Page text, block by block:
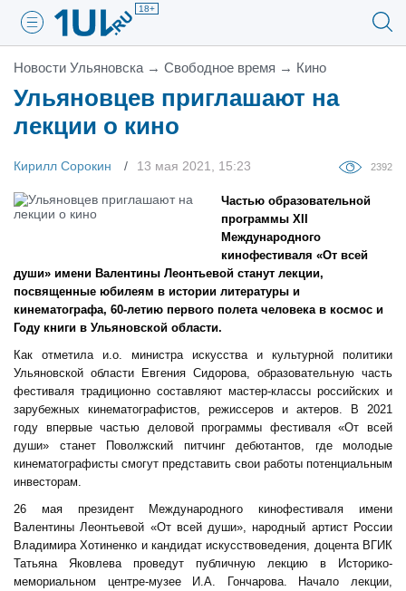
18+
Новости Ульяновска → Свободное время → Кино
Ульяновцев приглашают на
лекции о кино
Кирилл Сорокин 13 мая 2021, 15:23 2392
Частью образовательной
программы XII
Международного
кинофестиваля «От всей
души» имени Валентины Леонтьевой станут лекции,
посвященные юбилеям в истории литературы и
кинематографа, 60-летию первого полета человека в космос и
Году книги в Ульяновской области.
Как отметила и.о. министра искусства и культурной политики
Ульяновской области Евгения Сидорова, образовательную часть
фестиваля традиционно составляют мастер-классы российских и
зарубежных кинематографистов, режиссеров и актеров. В 2021
году впервые частью деловой программы фестиваля«От всей
души» станет Поволжский питчинг дебютантов, где молодые
кинематографисты смогут представить свои работы потенциальным
инвесторам.
26 мая президент Международного кинофестиваля имени
Валентины Леонтьевой «От всей души», народный артист России
Владимира Хотиненко и кандидат искусствоведения, доцента ВГИК
Татьяна Яковлева проведут публичную лекцию в Историко-
мемориальном центре-музее И.А. Гончарова. Начало лекции,